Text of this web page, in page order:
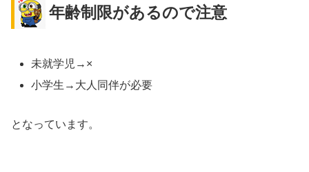
年齢制限があるので注意
未就学児→×
小学生→大人同伴が必要
となっています。